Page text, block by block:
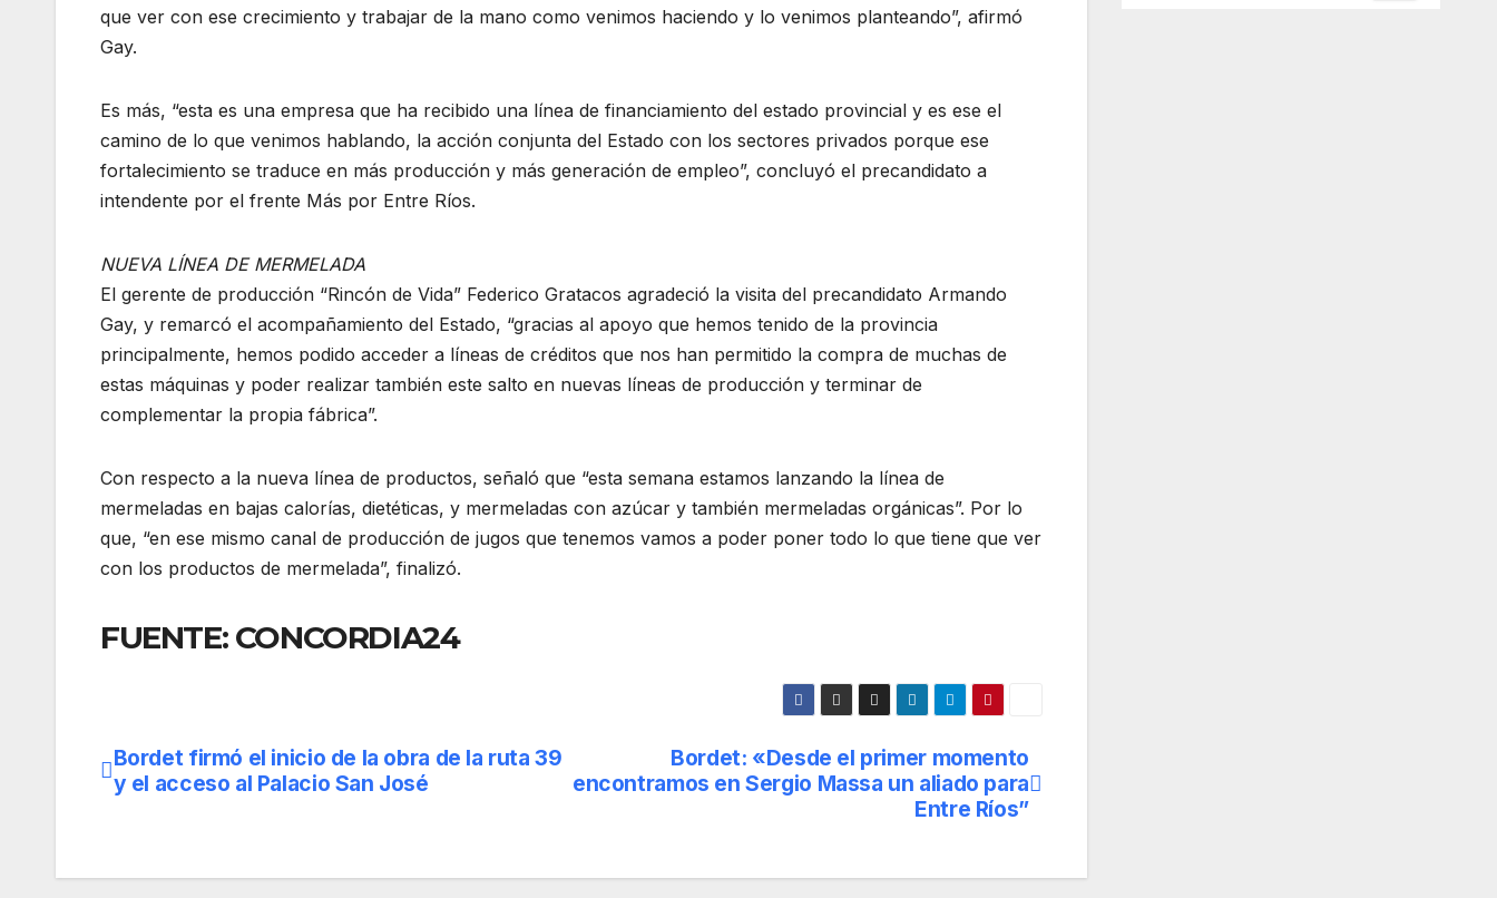
que ver con ese crecimiento y trabajar de la mano como venimos haciendo y lo venimos planteando”, afirmó
Gay.
Es más, “esta es una empresa que ha recibido una línea de financiamiento del estado provincial y es ese el
camino de lo que venimos hablando, la acción conjunta del Estado con los sectores privados porque ese
fortalecimiento se traduce en más producción y más generación de empleo”, concluyó el precandidato a
intendente por el frente Más por Entre Ríos.
NUEVA LÍNEA DE MERMELADA
El gerente de producción “Rincón de Vida” Federico Gratacos agradeció la visita del precandidato Armando
Gay, y remarcó el acompañamiento del Estado, “gracias al apoyo que hemos tenido de la provincia
principalmente, hemos podido acceder a líneas de créditos que nos han permitido la compra de muchas de
estas máquinas y poder realizar también este salto en nuevas líneas de producción y terminar de
complementar la propia fábrica”.
Con respecto a la nueva línea de productos, señaló que “esta semana estamos lanzando la línea de
mermeladas en bajas calorías, dietéticas, y mermeladas con azúcar y también mermeladas orgánicas”. Por lo
que, “en ese mismo canal de producción de jugos que tenemos vamos a poder poner todo lo que tiene que ver
con los productos de mermelada”, finalizó.
FUENTE: CONCORDIA24
Navegación
Bordet: «Desde el primer momento
encontramos en Sergio Massa un aliado para
Entre Ríos”
Bordet firmó el inicio de la obra de la ruta 39
y el acceso al Palacio San José